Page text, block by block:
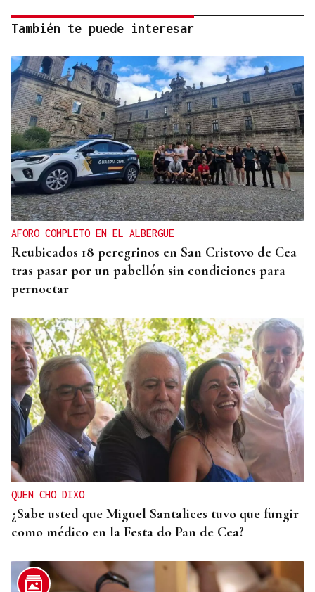
También te puede interesar
AFORO COMPLETO EN EL ALBERGUE
Reubicados 18 peregrinos en San Cristovo de Cea
tras pasar por un pabellón sin condiciones para
pernoctar
QUEN CHO DIXO
¿Sabe usted que Miguel Santalices tuvo que fungir
como médico en la Festa do Pan de Cea?